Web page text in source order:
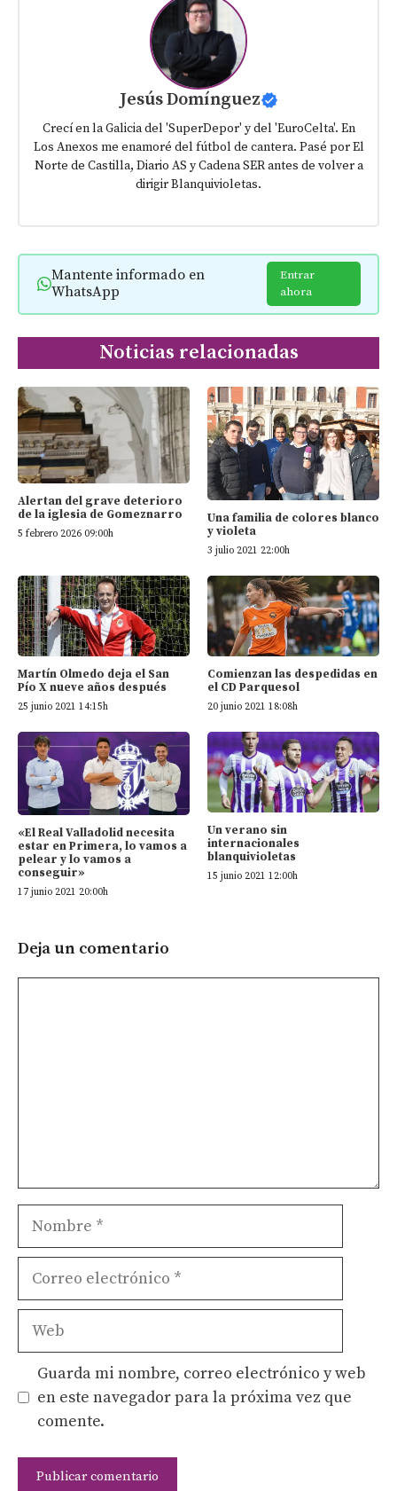
Jesús Domínguez
Crecí en la Galicia del 'SuperDepor' y del 'EuroCelta'. En
Los Anexos me enamoré del fútbol de cantera. Pasé por El
Norte de Castilla, Diario AS y Cadena SER antes de volver a
dirigir Blanquivioletas.
Mantente informado en
WhatsApp
Entrar
ahora
Noticias relacionadas
Alertan del grave deterioro
de la iglesia de Gomeznarro
5 febrero 2026 09:00h
Una familia de colores blanco
y violeta
3 julio 2021 22:00h
Martín Olmedo deja el San
Pío X nueve años después
25 junio 2021 14:15h
Comienzan las despedidas en
el CD Parquesol
20 junio 2021 18:08h
«El Real Valladolid necesita
estar en Primera, lo vamos a
pelear y lo vamos a
conseguir»
17 junio 2021 20:00h
Un verano sin
internacionales
blanquivioletas
15 junio 2021 12:00h
Deja un comentario
Nombre
Correo
Web
Guarda mi nombre, correo electrónico y web
en este navegador para la próxima vez que
comente.